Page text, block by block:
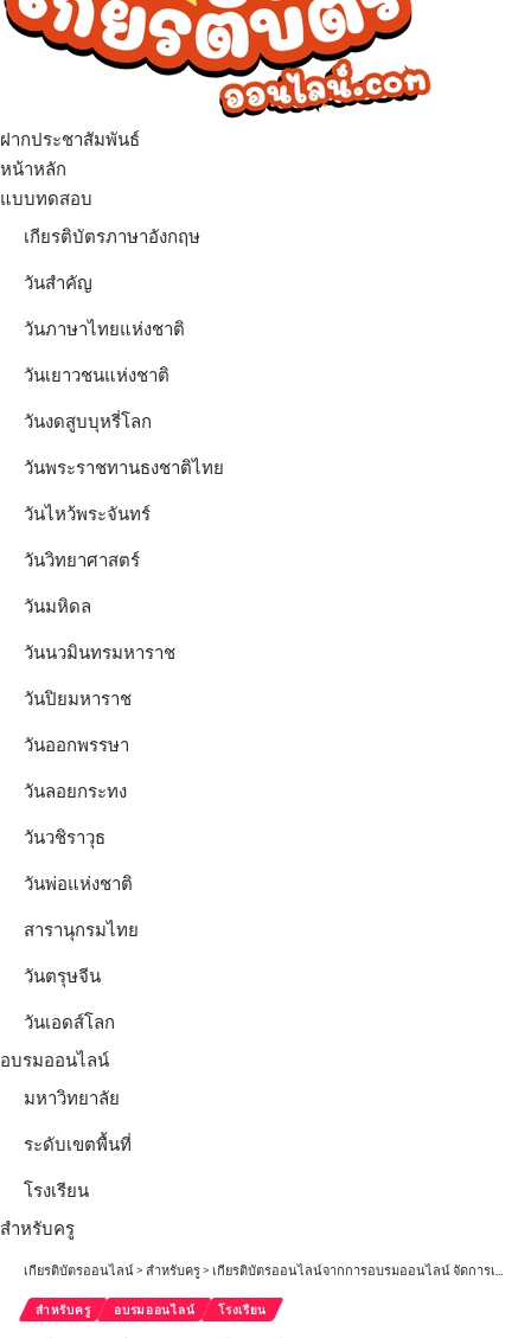
ฝากประชาสัมพันธ์
เมนู
หน้าหลัก
แบบทดสอบ
เกียรติบัตรภาษาอังกฤษ
วันสำคัญ
วันภาษาไทยแห่งชาติ
วันเยาวชนแห่งชาติ
วันงดสูบบุหรี่โลก
วันพระราชทานธงชาติไทย
วันไหว้พระจันทร์​
วันวิทยาศาสตร์
วันมหิดล
วันนวมินทรมหาราช
วันปิยมหาราช
วันออกพรรษา
วันลอยกระทง
วันวชิราวุธ
วันพ่อแห่งชาติ
สารานุกรมไทย
วันตรุษจีน
วันเอดส์โลก
อบรมออนไลน์
มหาวิทยาลัย
ระดับเขตพื้นที่
โรงเรียน
สำหรับครู
เกียรติบัตรออนไลน์> สำหรับครู> เกียรติบัตรออนไลน์จากการอบรมออนไลน์ จัดการเรียนรู้อย่างไร ??????
สำหรับครู อบรมออนไลน์ โรงเรียน